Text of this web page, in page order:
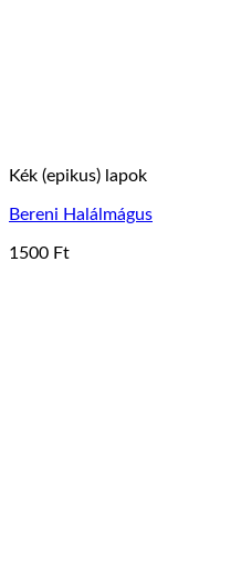
Kék (epikus) lapok
Bereni Halálmágus
1500 Ft